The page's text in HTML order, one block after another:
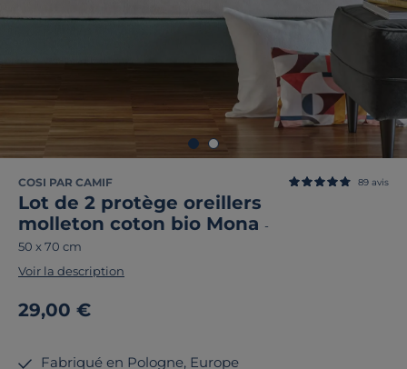
COSI PAR CAMIF
Lot de 2 protège oreillers
molleton coton bio Mona -
50 x 70 cm
89 avis
Voir la description
29,00 €
Fabriqué en Pologne, Europe